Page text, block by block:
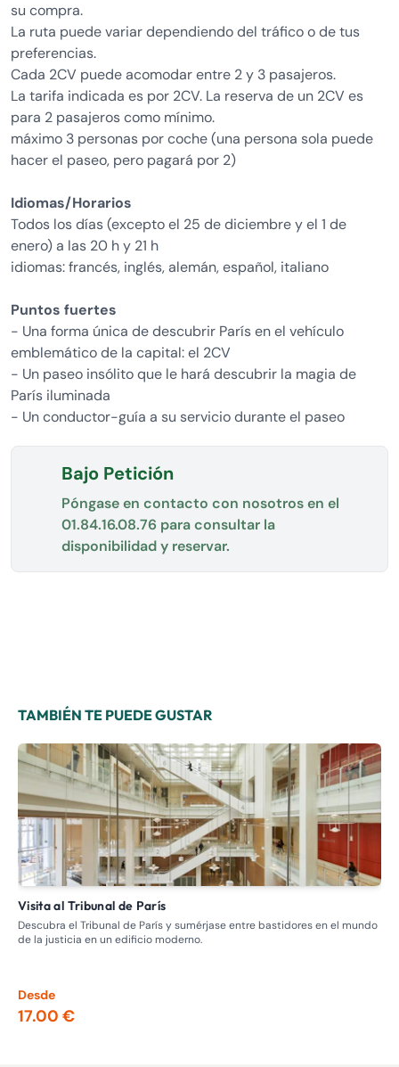
su compra.
La ruta puede variar dependiendo del tráfico o de tus
preferencias.
Cada 2CV puede acomodar entre 2 y 3 pasajeros.
La tarifa indicada es por 2CV. La reserva de un 2CV es
para 2 pasajeros como mínimo.
máximo 3 personas por coche (una persona sola puede
hacer el paseo, pero pagará por 2)
Idiomas/Horarios
Todos los días (excepto el 25 de diciembre y el 1 de
enero) a las 20 h y 21 h
idiomas: francés, inglés, alemán, español, italiano
Puntos fuertes
- Una forma única de descubrir París en el vehículo
emblemático de la capital: el 2CV
- Un paseo insólito que le hará descubrir la magia de
París iluminada
- Un conductor-guía a su servicio durante el paseo
Bajo Petición
Póngase en contacto con nosotros en el
01.84.16.08.76 para consultar la
disponibilidad y reservar.
TAMBIÉN TE PUEDE GUSTAR
Visita al Tribunal de París
Descubra el Tribunal de París y sumérjase entre bastidores en el mundo
de la justicia en un edificio moderno.
Desde
17.00 €